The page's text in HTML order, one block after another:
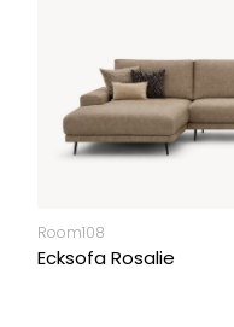
Room108
Ecksofa Rosalie